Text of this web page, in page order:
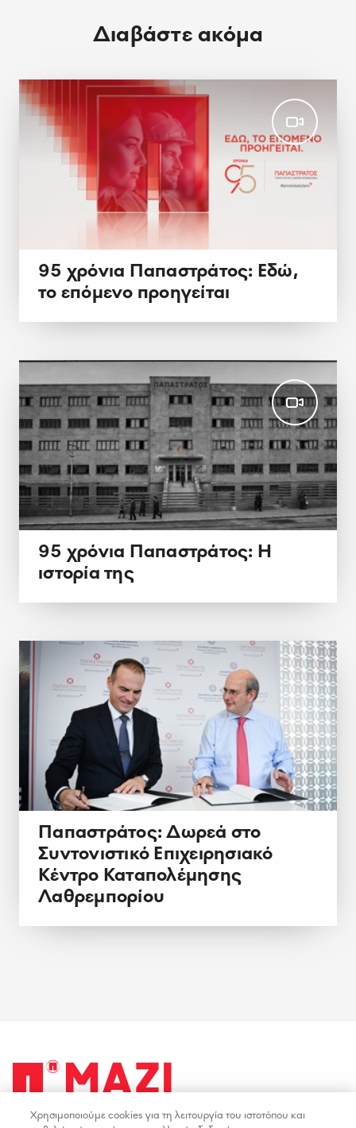
Διαβάστε ακόμα
95 χρόνια Παπαστράτος: Εδώ,
το επόμενο προηγείται
95 χρόνια Παπαστράτος: Η
ιστορία της
Παπαστράτος: Δωρεά στο
Συντονιστικό Επιχειρησιακό
Κέντρο Καταπολέμησης
Λαθρεμπορίου
facebookyoutubeinstagramlinkedin
Χρησιμοποιούμε cookies για τη λειτουργία του ιστοτόπου και